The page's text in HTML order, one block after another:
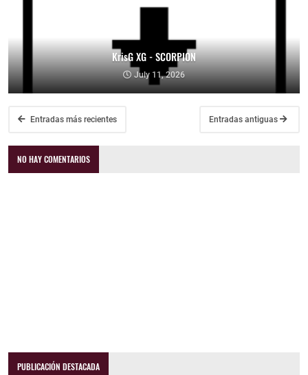
KrisG XG - SCORPION
July 11, 2026
Entradas más recientes Entradas antiguas
NO HAY COMENTARIOS
PUBLICACIÓN DESTACADA